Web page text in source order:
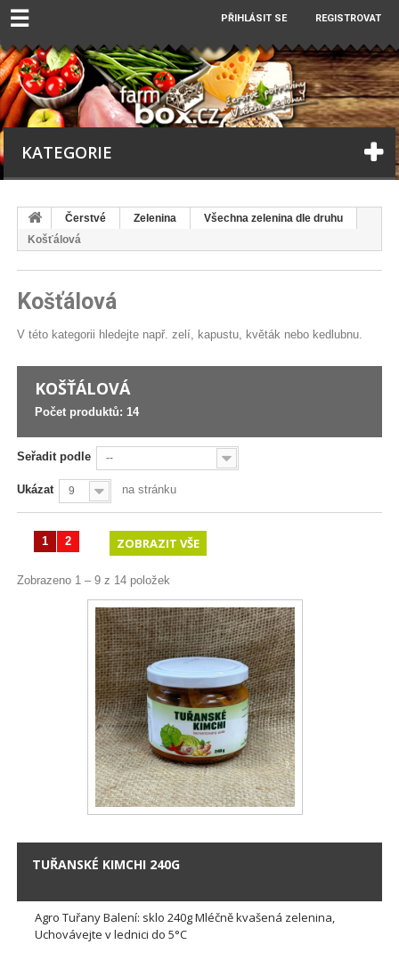
☰ PŘIHLÁSIT SE REGISTROVAT
KATEGORIE
Čerstvé Zelenina
Všechna zelenina dle druhu
Košťálová
Košťálová
V této kategorii hledejte např. zelí, kapustu, květák nebo kedlubnu.
KOŠŤÁLOVÁ
Počet produktů: 14
Seřadit podle --
Ukázat 9 na stránku
ZOBRAZIT VŠE
1 2
Zobrazeno 1 – 9 z 14 položek
TUŘANSKÉ KIMCHI 240G
Agro Tuřany Balení: sklo 240g Mléčně kvašená zelenina,
Uchovávejte v lednici do 5°C